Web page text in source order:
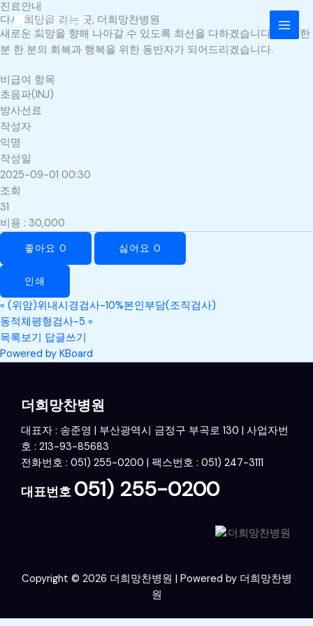
콘
텐
츠
로
너
뛰
기
진료안내
다시 희망을 걷는 곳, 더희망찬병원
새로운 희망을 향해 나아갈 수 있도록 최선을 다하겠습니다. 환자 한
분 한 분의 회복과 행복을 위한 동반자가 되어드리겠습니다.
비급여 항목
초음파(INJ)
방사선료
작성자
익명
작성일
2025-09-01 00:30
조회
31
비용 : 30,000
좋아요 0 싫어요 0
인쇄
« (위암)위내시경검사-10%본인부담(조직검사)
동적체평형검사-5 »
목록보기
답글쓰기
Powered by KBoard
더희망찬병원
대표자 : 송준영 | 부산광역시 금정구 부곡로 130 | 사업자번
호 : 213-93-85683
전화번호 : 051) 255-0200 | 팩스번호 : 051) 247-3111
대표번호 051) 255-0200
Copyright © 2026 더희망찬병원 | Powered by 더희망찬병
원